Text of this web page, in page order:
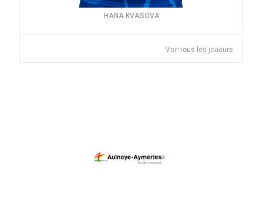
HANA KVASOVA
Voir tous les joueurs